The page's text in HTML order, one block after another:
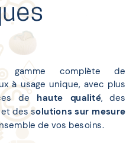
gamme complète de
à usage unique, avec plus
de haute qualité, des
et des solutions sur mesure
de vos besoins.